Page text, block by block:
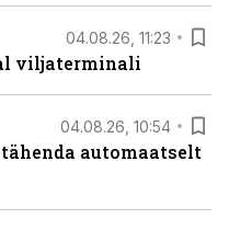
04.08.26, 11:23
viljaterminali
04.08.26, 10:54
automaatselt